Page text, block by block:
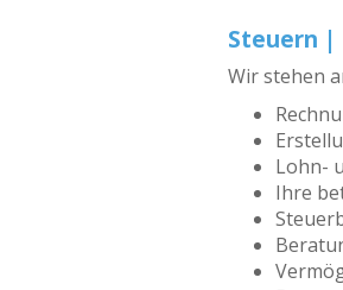
Steuern |
Wir stehen
Lohn-
Ihre